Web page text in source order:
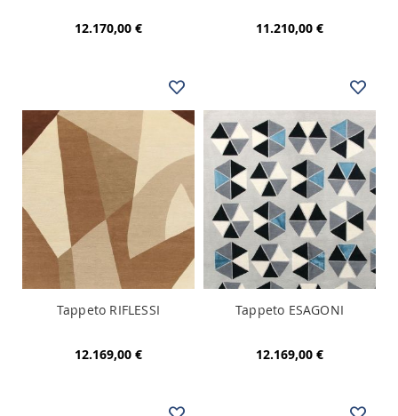
12.170,00 € 11.210,00 €
Tappeto RIFLESSI
12.169,00 €
Tappeto ESAGONI
12.169,00 €